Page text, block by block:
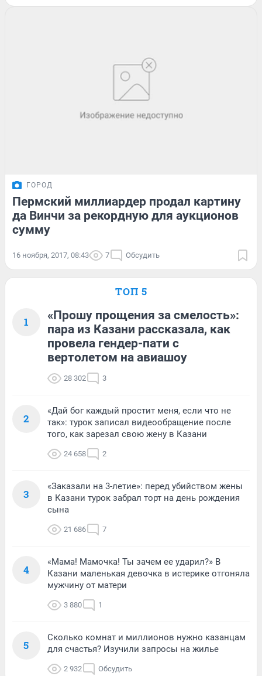
ГОРОД
Пермский миллиардер продал картину
да Винчи за рекордную для аукционов
сумму
16 ноября, 2017, 08:43 7 Обсудить
ТОП 5
1
«Прошу прощения за смелость»:
пара из Казани рассказала, как
провела гендер-пати с
вертолетом на авиашоу
28 302 3
2
«Дай бог каждый простит меня, если что не
так»: турок записал видеообращение после
того, как зарезал свою жену в Казани
24 658 2
3
«Заказали на 3-летие»: перед убийством жены
в Казани турок забрал торт на день рождения
сына
21 686 7
4
«Мама! Мамочка! Ты зачем ее ударил?» В
Казани маленькая девочка в истерике отгоняла
мужчину от матери
3 880 1
5
Сколько комнат и миллионов нужно казанцам
для счастья? Изучили запросы на жилье
2 932 Обсудить